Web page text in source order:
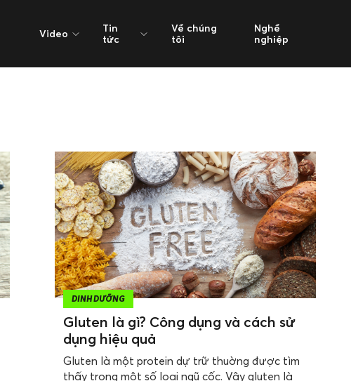
Video
Tin
tức
Về chúng
tôi
Nghề
nghiệp
DINH DƯỠNG
Gluten là gì? Công dụng và cách sử
dụng hiệu quả
Gluten là một protein dự trữ thuờng được tìm
thấy trong một số loại ngũ cốc. Vậy gluten là